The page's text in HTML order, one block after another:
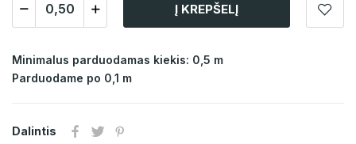
Į KREPŠELĮ
Minimalus parduodamas kiekis: 0,5 m
Parduodame po 0,1 m
Dalintis